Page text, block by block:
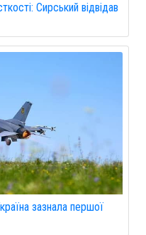
Сирський відвідав
зазнала першої